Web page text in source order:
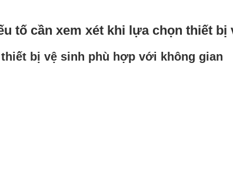
tố cần xem xét khi lựa chọn thiết bị
bị vệ sinh phù hợp với không gian